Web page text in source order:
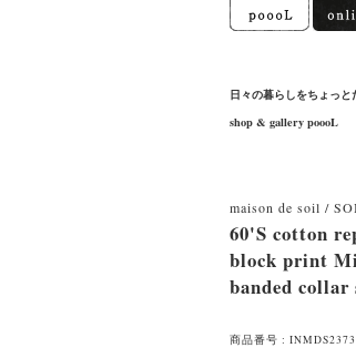
日々の暮らしをちょっ
shop & gallery poooL
maison de soil /
60'S cotton
block print
banded collar
商品番号 :